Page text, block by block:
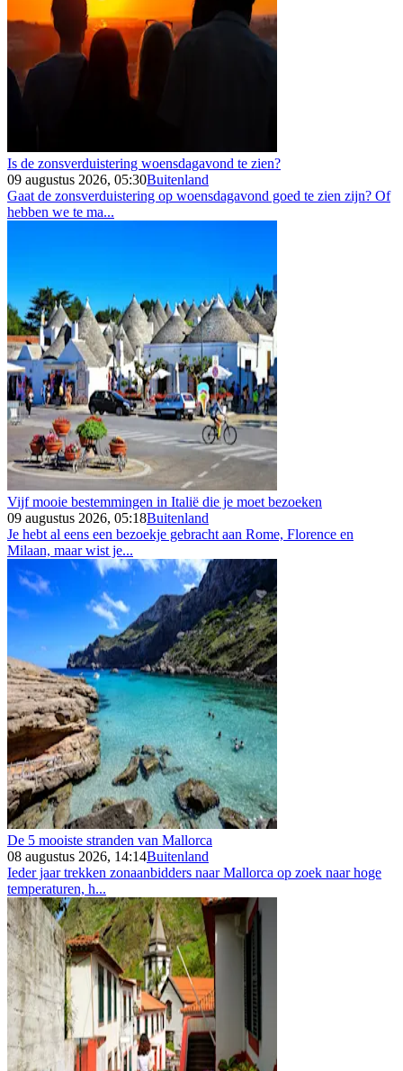
Is de zonsverduistering woensdagavond te zien?
09 augustus 2026, 05:30Buitenland
Gaat de zonsverduistering op woensdagavond goed te zien zijn? Of
hebben we te ma...
Vijf mooie bestemmingen in Italië die je moet bezoeken
09 augustus 2026, 05:18Buitenland
Je hebt al eens een bezoekje gebracht aan Rome, Florence en
Milaan, maar wist je...
De 5 mooiste stranden van Mallorca
08 augustus 2026, 14:14Buitenland
Ieder jaar trekken zonaanbidders naar Mallorca op zoek naar hoge
temperaturen, h...